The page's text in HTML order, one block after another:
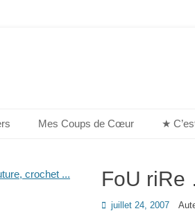
Mes Coups de Cœur ★
FoU
Posted
juillet 24, 2007